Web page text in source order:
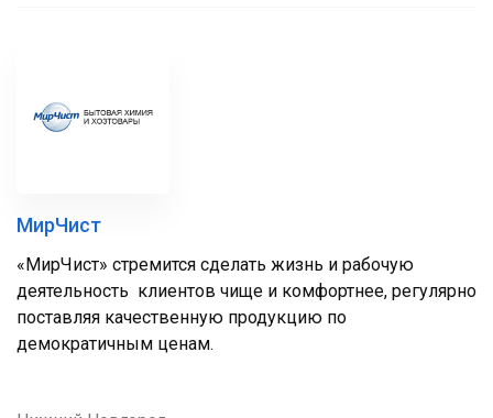
МирЧист
«МирЧист» стремится сделать жизнь и рабочую
деятельность клиентов чище и комфортнее, регулярно
поставляя качественную продукцию по
демократичным ценам.